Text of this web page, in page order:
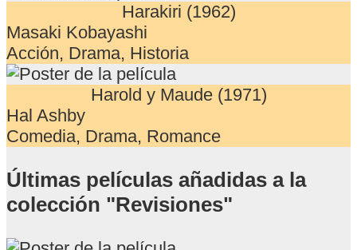
Harakiri (1962)
Masaki Kobayashi
Acción, Drama, Historia
Harold y Maude (1971)
Hal Ashby
Comedia, Drama, Romance
Últimas películas añadidas a la
colección "Revisiones"